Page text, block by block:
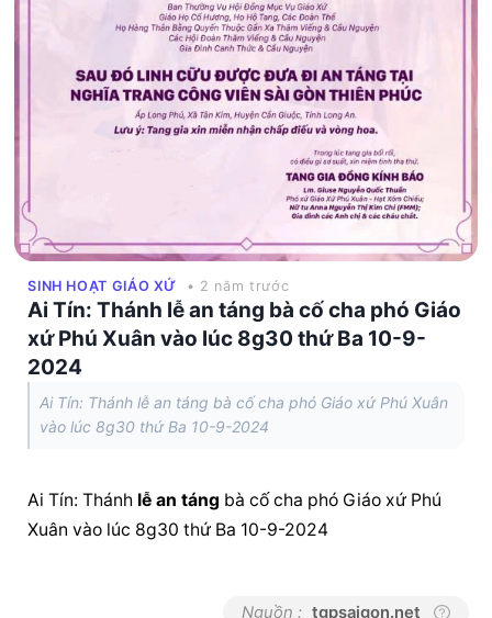
SINH HOẠT GIÁO XỨ • 2 năm trước
Ai Tín: Thánh lễ an táng bà cố cha phó Giáo
xứ Phú Xuân vào lúc 8g30 thứ Ba 10-9-
2024
Ai Tín: Thánh lễ an táng bà cố cha phó Giáo xứ Phú Xuân
vào lúc 8g30 thứ Ba 10-9-2024
Ai Tín: Thánh lễ an táng bà cố cha phó Giáo xứ Phú
Xuân vào lúc 8g30 thứ Ba 10-9-2024
Nguồn : tgpsaigon.net